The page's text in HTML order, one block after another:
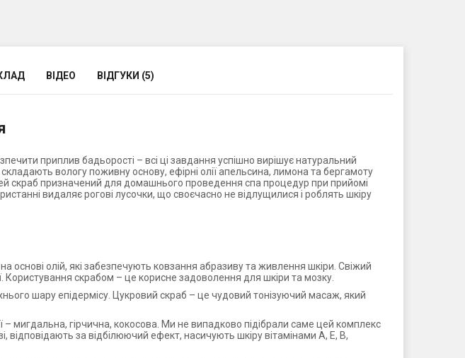
ВІДЕО ВІДГУКИ (5)
приплив бадьорості – всі ці завдання успішно вирішує натуральний
вологу поживну основу, ефірні олії апельсина, лимона та бергамоту
скраб призначений для домашнього проведення спа процедур при прийомі
видаляє рогові лусочки, що своєчасно не відлущилися і роблять шкіру
основі олій, які забезпечують ковзання абразиву та живлення шкіри. Свіжий
Користування скрабом – це корисне задоволення для шкіри та мозку.
шару епідермісу. Цукровий скраб – це чудовий тонізуючий масаж, який
мигдальна, гірчична, кокосова. Ми не випадково підібрали саме цей комплекс
за відбілюючий ефект, насичують шкіру вітамінами А, Е, В,